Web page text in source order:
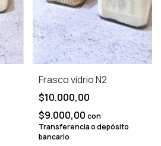
Frasco vidrio N2
$10.000,00
$9.000,00 con
Transferencia o depósito
bancario